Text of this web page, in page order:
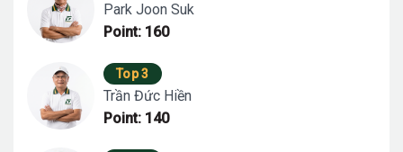
Park Joon Suk
Point: 160
Top 3
Trần Đức Hiền
Point: 140